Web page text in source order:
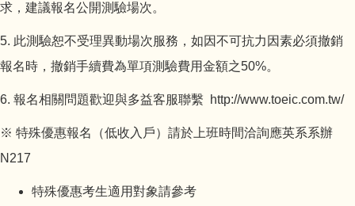
求，建議報名公開測驗場次。
5. 此測驗恕不受理異動場次服務，如因不可抗力因素必須撤銷
報名時，撤銷手續費為單項測驗費用金額之50%。
6. 報名相關問題歡迎與多益客服聯繫 http://www.toeic.com.tw/
※ 特殊優惠報名（低收入戶）請於上班時間洽詢應英系系辦
N217
特殊優惠考生適用對象請參考